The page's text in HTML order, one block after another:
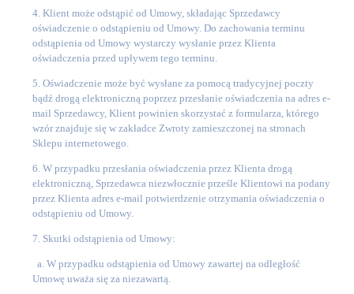
4. Klient może odstąpić od Umowy, składając Sprzedawcy
oświadczenie o odstąpieniu od Umowy. Do zachowania terminu
odstąpienia od Umowy wystarczy wysłanie przez Klienta
oświadczenia przed upływem tego terminu.
5. Oświadczenie może być wysłane za pomocą tradycyjnej poczty
bądź drogą elektroniczną poprzez przesłanie oświadczenia na adres e-
mail Sprzedawcy, Klient powinien skorzystać z formularza, którego
wzór znajduje się w zakładce Zwroty zamieszczonej na stronach
Sklepu internetowego.
6. W przypadku przesłania oświadczenia przez Klienta drogą
elektroniczną, Sprzedawca niezwłocznie prześle Klientowi na podany
przez Klienta adres e-mail potwierdzenie otrzymania oświadczenia o
odstąpieniu od Umowy.
7. Skutki odstąpienia od Umowy:
a. W przypadku odstąpienia od Umowy zawartej na odległość
Umowę uważa się za niezawartą.